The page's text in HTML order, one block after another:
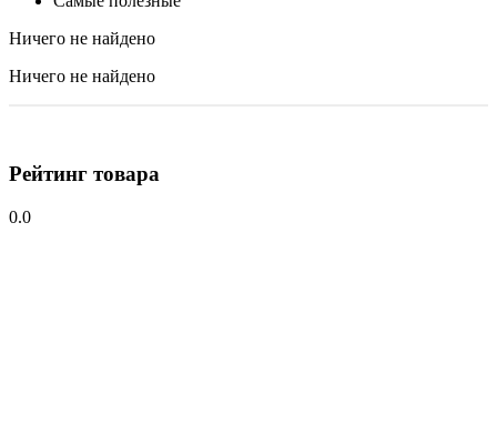
Ничего не найдено
Ничего не найдено
Рейтинг товара
0.0